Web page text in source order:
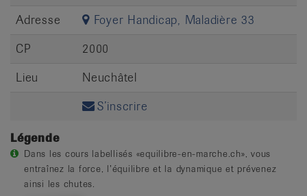
Adresse
Foyer Handicap, Maladière 33
CP
2000
Lieu
Neuchâtel
S’inscrire
Légende
Dans les cours labellisés «equilibre-en-marche.ch», vous
entraînez la force, l’équilibre et la dynamique et prévenez
ainsi les chutes.